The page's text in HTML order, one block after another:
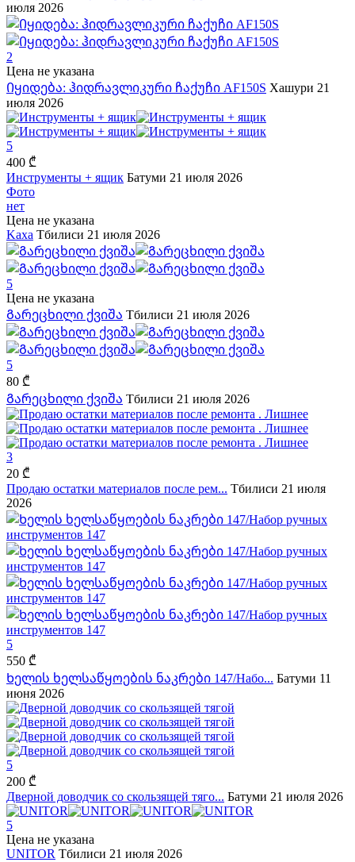
июля 2026
2
Цена не указана
Იყიდება: ჰიდრავლიკური ჩაქუჩი AF150S Хашури 21
июля 2026
5
400 ₾
Инструменты + ящик Батуми 21 июля 2026
Фото
нет
Цена не указана
Kaxa Тбилиси 21 июля 2026
5
Цена не указана
Გარეცხილი ქვიშა Тбилиси 21 июля 2026
5
80 ₾
Გარეცხილი ქვიშა Тбилиси 21 июля 2026
3
20 ₾
Продаю остатки материалов после рем... Тбилиси 21 июля
2026
5
550 ₾
Ხელის ხელსაწყოების ნაკრები 147/Набо... Батуми 11
июня 2026
5
200 ₾
Дверной доводчик со скользящей тяго... Батуми 21 июля 2026
5
Цена не указана
UNITOR Тбилиси 21 июля 2026